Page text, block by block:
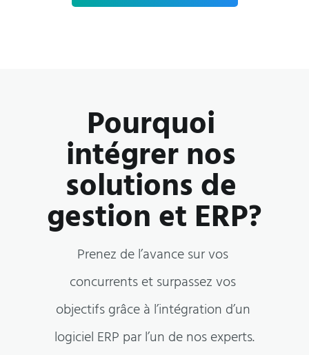
Pourquoi
intégrer nos
solutions de
gestion et ERP?
Prenez de l’avance sur vos
concurrents et surpassez vos
objectifs grâce à l’intégration d’un
logiciel ERP par l’un de nos experts.